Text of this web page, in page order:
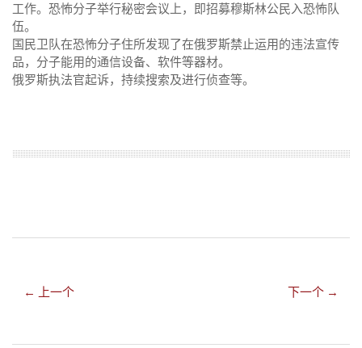
工作。恐怖分子举行秘密会议上，即招募穆斯林公民入恐怖队
伍。
国民卫队在恐怖分子住所发现了在俄罗斯禁止运用的违法宣传
品，分子能用的通信设备、软件等器材。
俄罗斯执法官起诉，持续搜索及进行侦查等。
← 上一个 下一个 →